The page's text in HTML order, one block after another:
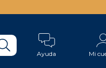
Ayuda Mi